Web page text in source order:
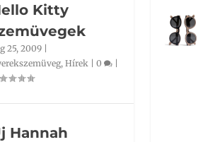
Kitty
25, 2009 |
,Hírek |0 |
Hannah